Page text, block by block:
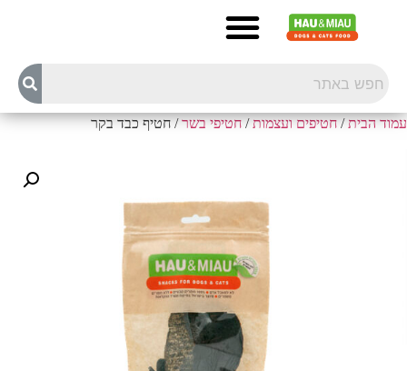
עמוד הבית/חטיפים ועצמות/חטיפי בשר/ חטיף כבד בקר